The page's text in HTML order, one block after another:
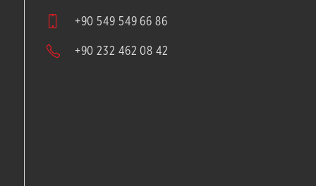
+90 549 549 66 86
+90 232 462 08 42